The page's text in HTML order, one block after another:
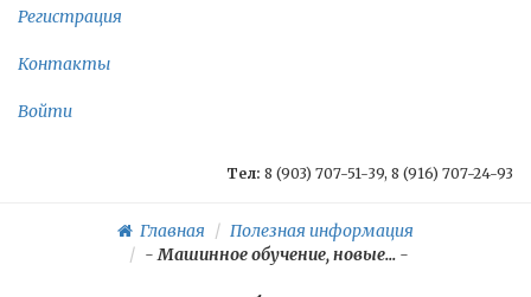
Регистрация
Контакты
Войти
Тел: 8 (903) 707-51-39, 8 (916) 707-24-93
Главная
Полезная информация
-Машинное обучение, новые...-